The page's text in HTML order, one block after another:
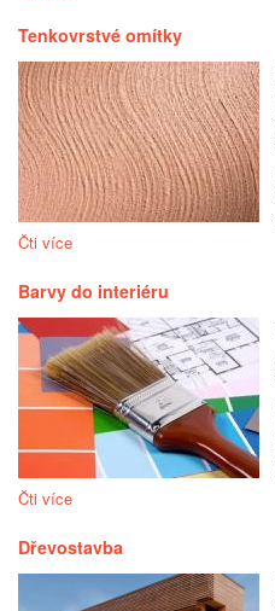
Tenkovrstvé omítky
Čti více
Barvy do interiéru
Čti více
Dřevostavba